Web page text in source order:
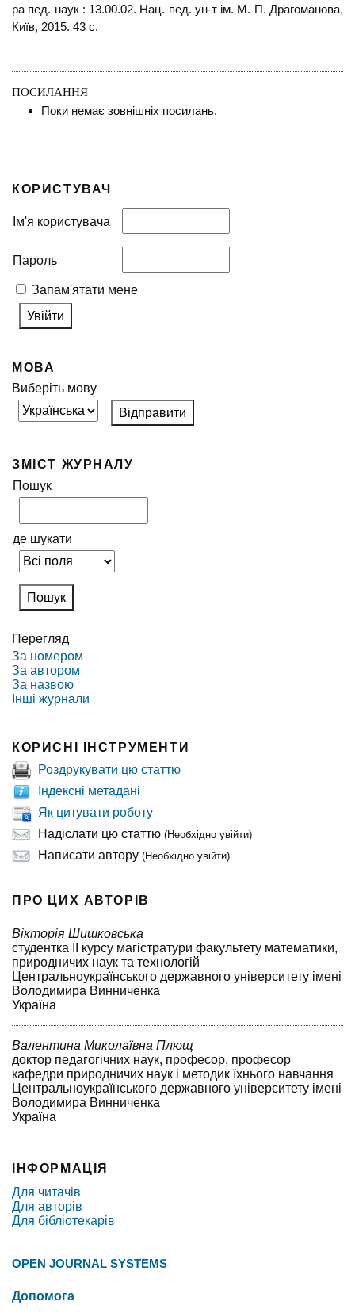
КОРИСТУВАЧ
Ім'я користувача
Пароль
Запам'ятати мене
МОВА
Виберіть мову
ЗМІСТ ЖУРНАЛУ
Пошук
де шукати
Перегляд
За номером
За автором
За назвою
Інші журнали
КОРИСНІ ІНСТРУМЕНТИ
Роздрукувати цю статтю
Індексні метадані
Як цитувати роботу
Надіслати цю статтю (Необхідно увійти)
Написати автору (Необхідно увійти)
ПРО ЦИХ АВТОРІВ
Вікторія Шишковська
студентка II курсу магістратури факультету математики,
природничих наук та технологій
Центральноукраїнського державного університету імені
Володимира Винниченка
Україна
Валентина Миколаївна Плющ
доктор педагогічних наук, професор, професор
кафедри природничих наук і методик їхнього навчання
Центральноукраїнського державного університету імені
Володимира Винниченка
Україна
ІНФОРМАЦІЯ
Для читачів
Для авторів
Для бібліотекарів
OPEN JOURNAL SYSTEMS
Допомога
ра пед. наук : 13.00.02. Нац. пед. ун-т ім. М. П. Драгоманова,
Київ, 2015. 43 с.
ПОСИЛАННЯ
Поки немає зовнішніх посилань.